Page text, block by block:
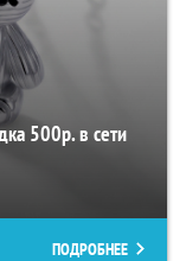
500р. в сети
ПОДРОБНЕЕ